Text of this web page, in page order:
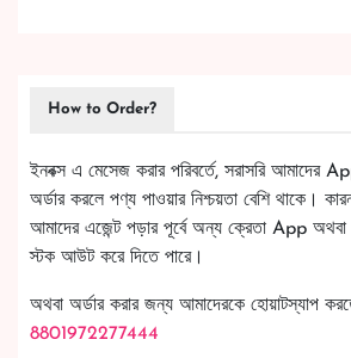
How to Order?
ইনবক্স এ মেসেজ করার পরিবর্তে, সরাসরি
অর্ডার করলে পণ্য পাওয়ার নিশ্চয়তা বেশি থাকে।
আমাদের এজেন্ট পড়ার পূর্বে অন্য ক্রেতা App
স্টক আউট করে দিতে পারে।
অথবা অর্ডার করার জন্য আমাদেরকে হোয়াটস্যাপ
8801972277444